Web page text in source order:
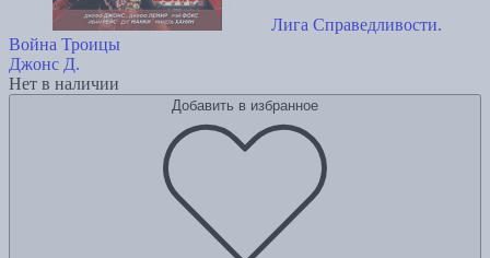
Лига Справедливости.
Война Троицы
Джонс Д.
Нет в наличии
Добавить в избранное